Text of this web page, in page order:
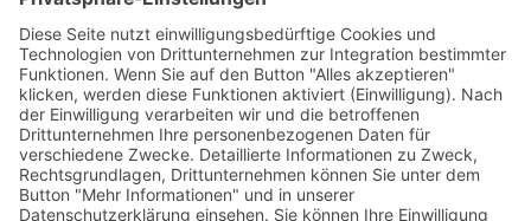
Verfügbare Plätze:
Nicht vorrätig
Startseite
Impressum
Datenschutzerklärung
Barrierefreiheitserklärung
Vertrag widerrufen
AGB